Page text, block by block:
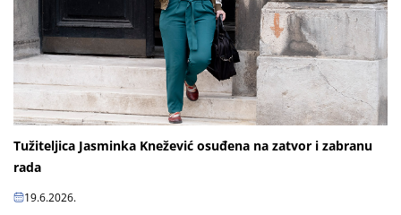
Tužiteljica Jasminka Knežević osuđena na zatvor i zabranu
rada
19.6.2026.